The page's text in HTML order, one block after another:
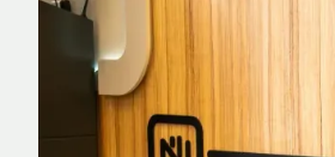
Nomad Explorer